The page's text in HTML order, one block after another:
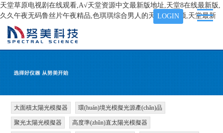
天堂草原电视剧在线观看,А√天堂资源中文最新版地址,天堂8在线最新版,
久久午夜无码鲁丝片午夜精品,色琪琪综合男人的天堂AⅤ视频,天堂最新
LOGIN
大面積太陽光模擬器 環(huán)境光模擬光源產(chǎn)品
聚光太陽光模擬器 高度準(zhǔn)直太陽光模擬器